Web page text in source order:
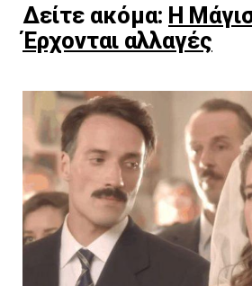
Δείτε ακόμα: Η
Έρχονται αλλαγές